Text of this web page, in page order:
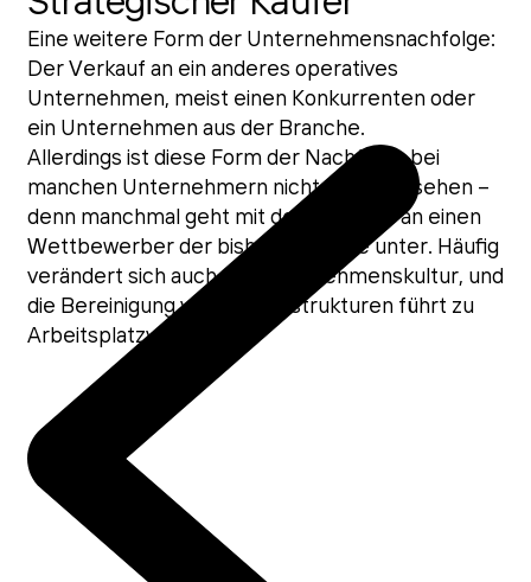
Eine weitere Form der Unternehmensnachfolge:
Der Verkauf an ein anderes operatives
Unternehmen, meist einen Konkurrenten oder
ein Unternehmen aus der Branche.
Allerdings ist diese Form der Nachfolge bei
manchen Unternehmern nicht gerne gesehen –
denn manchmal geht mit dem Verkauf an einen
Wettbewerber der bisherige Name unter. Häufig
verändert sich auch die Unternehmenskultur, und
die Bereinigung von Doppelstrukturen führt zu
Arbeitsplatzverlusten.